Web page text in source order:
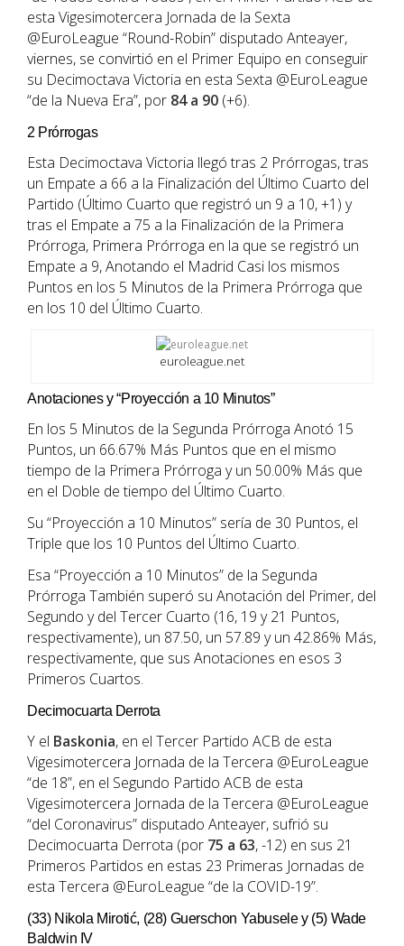
esta Vigesimotercera Jornada de la Sexta
@EuroLeague “Round-Robin” disputado Anteayer,
viernes, se convirtió en el Primer Equipo en conseguir
su Decimoctava Victoria en esta Sexta @EuroLeague
“de la Nueva Era”, por 84 a 90 (+6).
2 Prórrogas
Esta Decimoctava Victoria llegó tras 2 Prórrogas, tras
un Empate a 66 a la Finalización del Último Cuarto del
Partido (Último Cuarto que registró un 9 a 10, +1) y
tras el Empate a 75 a la Finalización de la Primera
Prórroga, Primera Prórroga en la que se registró un
Empate a 9, Anotando el Madrid Casi los mismos
Puntos en los 5 Minutos de la Primera Prórroga que
en los 10 del Último Cuarto.
euroleague.net
Anotaciones y “Proyección a 10 Minutos”
En los 5 Minutos de la Segunda Prórroga Anotó 15
Puntos, un 66.67% Más Puntos que en el mismo
tiempo de la Primera Prórroga y un 50.00% Más que
en el Doble de tiempo del Último Cuarto.
Su “Proyección a 10 Minutos” sería de 30 Puntos, el
Triple que los 10 Puntos del Último Cuarto.
Esa “Proyección a 10 Minutos” de la Segunda
Prórroga También superó su Anotación del Primer, del
Segundo y del Tercer Cuarto (16, 19 y 21 Puntos,
respectivamente), un 87.50, un 57.89 y un 42.86% Más,
respectivamente, que sus Anotaciones en esos 3
Primeros Cuartos.
Decimocuarta Derrota
Y el Baskonia, en el Tercer Partido ACB de esta
Vigesimotercera Jornada de la Tercera @EuroLeague
“de 18”, en el Segundo Partido ACB de esta
Vigesimotercera Jornada de la Tercera @EuroLeague
“del Coronavirus” disputado Anteayer, sufrió su
Decimocuarta Derrota (por 75 a 63, -12) en sus 21
Primeros Partidos en estas 23 Primeras Jornadas de
esta Tercera @EuroLeague “de la COVID-19”.
(33) Nikola Mirotić, (28) Guerschon Yabusele y (5) Wade
Baldwin IV